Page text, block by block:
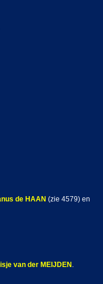
de HAAN (zie 4579) en
van der MEIJDEN .